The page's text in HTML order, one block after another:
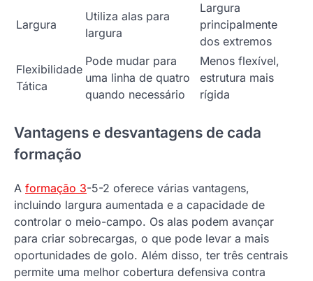
Largura
Utiliza alas para
largura
Largura
principalmente
dos extremos
Flexibilidade
Tática
Pode mudar para
uma linha de quatro
quando necessário
Menos flexível,
estrutura mais
rígida
Vantagens e desvantagens de cada
formação
A formação 3-5-2 oferece várias vantagens,
incluindo largura aumentada e a capacidade de
controlar o meio-campo. Os alas podem avançar
para criar sobrecargas, o que pode levar a mais
oportunidades de golo. Além disso, ter três centrais
permite uma melhor cobertura defensiva contra